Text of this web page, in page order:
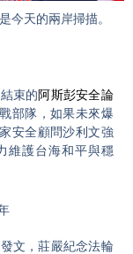
今天的兩岸掃描。
束的阿斯彭安全論
部隊，如果未來爆
安全顧問沙利文強
維護台海和平與穩
文，莊嚴紀念法輪